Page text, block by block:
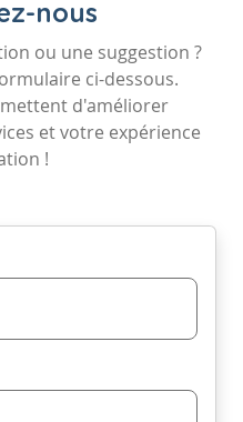
nous
ou une suggestion ?
ci-dessous.
d'améliorer
et votre expérience
!